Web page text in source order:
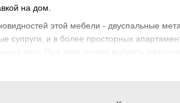
на дом.
этой мебели - двуспальные
супруги, и в более просторных
вкус. При этом можно выбрать